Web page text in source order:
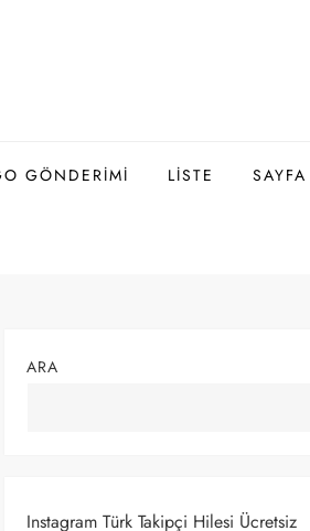
GÖNDERIMI LISTE
ARA
Instagram Türk Takipçi Hilesi Ücretsiz